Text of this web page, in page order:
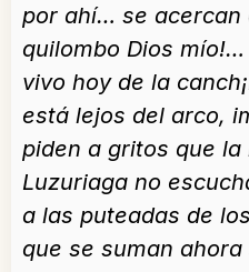
por ahí… se acercan
quilombo Dios
vivo hoy de la
está lejos del arco,
piden a gritos que la
Luzuriaga no
a las puteadas de
que se suman